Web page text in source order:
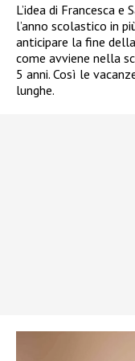
L’idea di Francesca
l’anno scolastico in
anticipare la fine
come avviene nella
5 anni. Così le
lunghe.